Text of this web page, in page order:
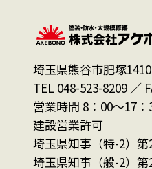
埼玉県熊谷市肥塚1410
TEL 048-523-8209 ／
営業時間 8：00～17
建設営業許可
埼玉県知事（特-2）第
埼玉県知事（般-2）第